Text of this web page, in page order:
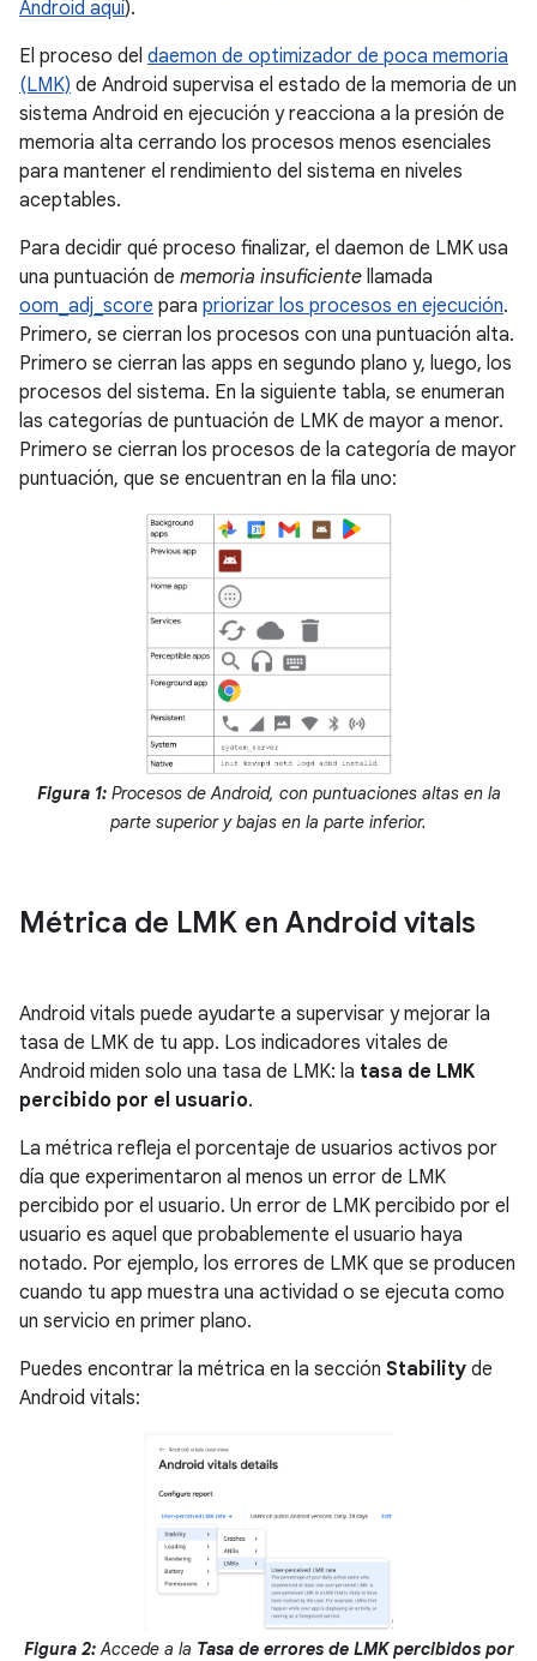
Android aquí).
El proceso del daemon de optimizador de poca memoria
(LMK) de Android supervisa el estado de la memoria de un
sistema Android en ejecución y reacciona a la presión de
memoria alta cerrando los procesos menos esenciales
para mantener el rendimiento del sistema en niveles
aceptables.
Para decidir qué proceso finalizar, el daemon de LMK usa
una puntuación de memoria insuficiente llamada
oom_adj_score para priorizar los procesos en ejecución.
Primero, se cierran los procesos con una puntuación alta.
Primero se cierran las apps en segundo plano y, luego, los
procesos del sistema. En la siguiente tabla, se enumeran
las categorías de puntuación de LMK de mayor a menor.
Primero se cierran los procesos de la categoría de mayor
puntuación, que se encuentran en la fila uno:
Figura 1:Procesos de Android, con puntuaciones altas en la
parte superior y bajas en la parte inferior.
Métrica de LMK en Android vitals
Android vitals puede ayudarte a supervisar y mejorar la
tasa de LMK de tu app. Los indicadores vitales de
Android miden solo una tasa de LMK: la tasa de LMK
percibido por el usuario.
La métrica refleja el porcentaje de usuarios activos por
día que experimentaron al menos un error de LMK
percibido por el usuario. Un error de LMK percibido por el
usuario es aquel que probablemente el usuario haya
notado. Por ejemplo, los errores de LMK que se producen
cuando tu app muestra una actividad o se ejecuta como
un servicio en primer plano.
Puedes encontrar la métrica en la sección Stability de
Android vitals:
Figura 2:Accede a la Tasa de errores de LMK percibidos por